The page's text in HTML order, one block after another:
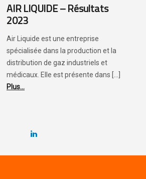
AIR LIQUIDE – Résultats
2023
Air Liquide est une entreprise
spécialisée dans la production et la
distribution de gaz industriels et
médicaux. Elle est présente dans [...]
Plus...